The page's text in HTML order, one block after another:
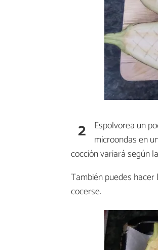
2 Espolvorea un
microondas en
cocción variará según
También puedes hacer
cocerse.